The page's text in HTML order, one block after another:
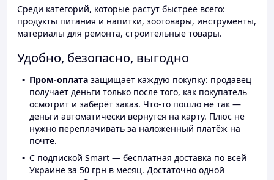
Среди категорий, которые растут быстрее всего:
продукты питания и напитки, зоотовары, инструменты,
материалы для ремонта, строительные товары.
Удобно, безопасно, выгодно
Пром-оплата защищает каждую покупку: продавец
получает деньги только после того, как покупатель
осмотрит и заберёт заказ. Что-то пошло не так —
деньги автоматически вернутся на карту. Плюс не
нужно переплачивать за наложенный платёж на
почте.
С подпиской Smart — бесплатная доставка по всей
Украине за 50 грн в месяц. Достаточно одной